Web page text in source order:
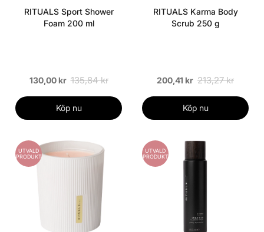
RITUALS Sport Shower
Foam 200 ml
130,00 kr 135,84 kr
Köp nu
RITUALS Karma Body
Scrub 250 g
200,41 kr 213,27 kr
Köp nu
UTVALD
PRODUKT
UTVALD
PRODUKT